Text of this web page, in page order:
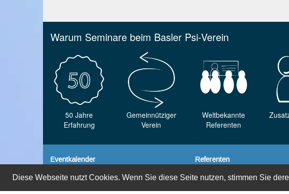
Diese Webseite nutzt Cookies. Wenn Sie diese Seite nutzen, stimmen Sie
Warum Seminare beim Basler Psi-Verein
50 Jahre
Erfahrung
Gemeinnütziger
Verein
Weltbekannte
Referenten
Eventkalender Referenten